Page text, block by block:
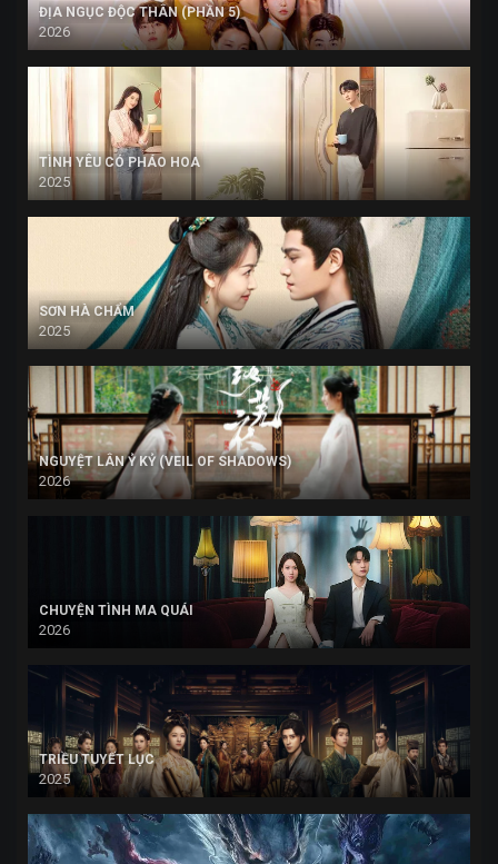
ĐỊA NGỤC ĐỘC THÂN (PHẦN 5)
2026
TÌNH YÊU CÓ PHÁO HOA
2025
SƠN HÀ CHẨM
2025
NGUYỆT LÂN Ỷ KỶ (VEIL OF SHADOWS)
2026
CHUYỆN TÌNH MA QUÁI
2026
TRIỀU TUYẾT LỤC
2025